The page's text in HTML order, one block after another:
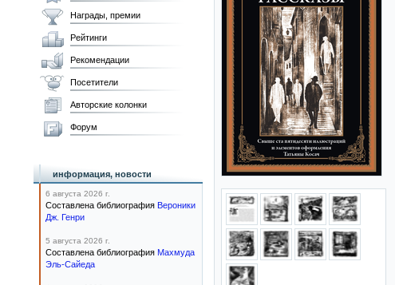
Награды, премии
Рейтинги
Рекомендации
Посетители
Авторские колонки
Форум
информация, новости
6 августа 2026 г.
Составлена библиография Вероники
Дж. Генри
5 августа 2026 г.
Составлена библиография Махмуда
Эль-Сайеда